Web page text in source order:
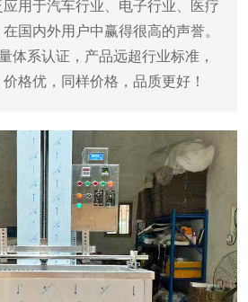
用于汽车行业、电子行业、医疗
国内外用户中赢得很高的声誉。
体系认证，产品远超行业标准，
格优，同样价格，品质更好！